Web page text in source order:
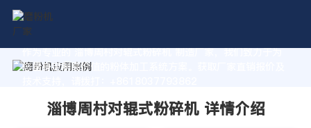
作为专业的 淄博周村对辊式粉碎机 制造厂家，我们致力于为
您量身定制高价值的粉体加工系统方案。获取厂家直销报价及
淄博周村对辊式粉碎机 详情介绍